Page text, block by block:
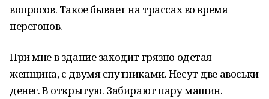
вопросов. Такое бывает на трассах во время
перегонов.
При мне в здание заходит грязно одетая
женщина, с двумя спутниками. Несут две авоськи
денег. В открытую. Забирают пару машин.